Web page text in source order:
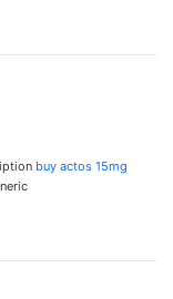
buy actos 15mg